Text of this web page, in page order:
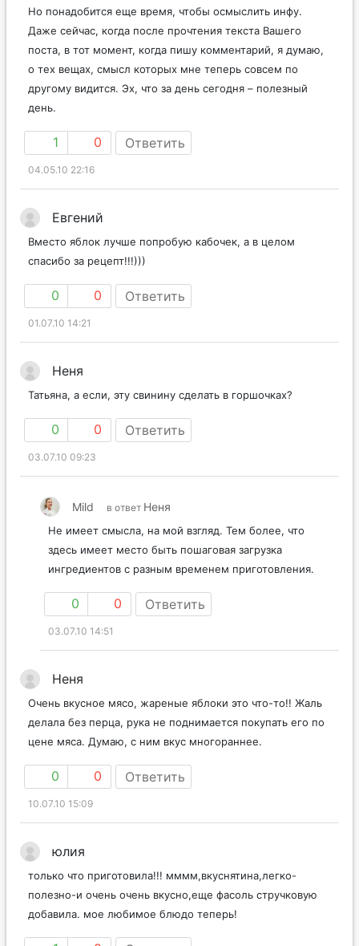
Но понадобится еще время, чтобы осмыслить инфу.
Даже сейчас, когда после прочтения текста Вашего
поста, в тот момент, когда пишу комментарий, я думаю,
о тех вещах, смысл которых мне теперь совсем по
другому видится. Эх, что за день сегодня – полезный
день.
1 0 Ответить
04.05.10 22:16
Евгений
Вместо яблок лучше попробую кабочек, а в целом
спасибо за рецепт!!!)))
0 0 Ответить
01.07.10 14:21
Неня
Татьяна, а если, эту свинину сделать в горшочках?
0 0 Ответить
03.07.10 09:23
Mild в ответ Неня
Не имеет смысла, на мой взгляд. Тем более, что
здесь имеет место быть пошаговая загрузка
ингредиентов с разным временем приготовления.
0 0 Ответить
03.07.10 14:51
Неня
Очень вкусное мясо, жареные яблоки это что-то!! Жаль
делала без перца, рука не поднимается покупать его по
цене мяса. Думаю, с ним вкус многораннее.
0 0 Ответить
10.07.10 15:09
юлия
только что приготовила!!! мммм,вкуснятина,легко-
полезно-и очень очень вкусно,еще фасоль стручковую
добавила. мое любимое блюдо теперь!